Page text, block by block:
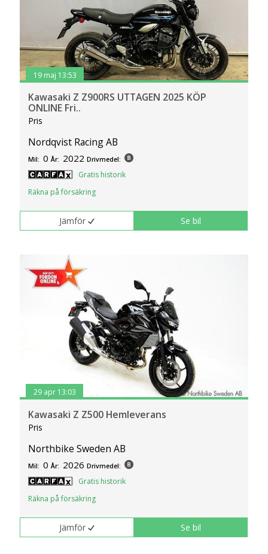
klickar du på Anpassa. Du kan alltid ändra dina
inställningar för cookies.
19 maj 13:53
Kawasaki Z Z900RS UTTAGEN 2025 KÖP
ONLINE Fri..
Pris
Nordqvist Racing AB
Mil: 0 År: 2022 Drivmedel:
Gratis historik
Räkna på försäkring
Jämför Se bil
29 apr 13:03
Kawasaki Z Z500 Hemleverans
Pris
Northbike Sweden AB
Mil: 0 År: 2026 Drivmedel:
Gratis historik
Räkna på försäkring
Jämför Se bil